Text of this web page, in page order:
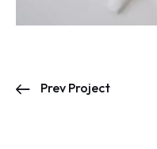
Prev Project